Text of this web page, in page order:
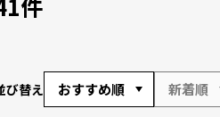
び替え おすすめ順 新着順